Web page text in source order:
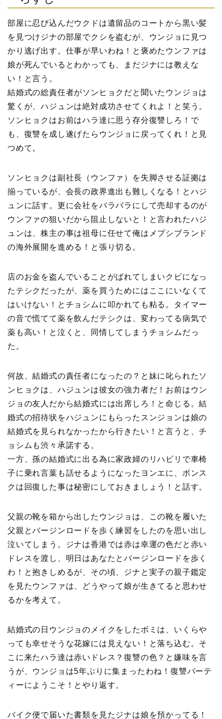
部屋に忍び込んだウクドは遺留品のコートから黒い髪
を見つけジナの部屋でクシを盗むが、ウンジョに見つ
かり逃げ出す。仕事が早いわね！と褒めたウンファは
娘が死んでいるとわかっても、まだジナには教えな
い！と言う。
結婚式の総責任者がソンヒョクだと聞いたウンジョは
驚くが、ハジュンは絶対成功させてくれよ！と笑う。
ソンヒョクはお前はハラ達に思う存分復讐しろ！で
も、復讐を成し遂げたらウンジョに戻ってくれ！と見
つめて。
ソンヒョクは副社長（ウンファ）を失脚させる証拠は
揃っているが、会長の政界進出も難しくなる！とハジ
ュンに話す。更に会社をバラバラにして売却するのが
ウンファの狙いだから阻止しないと！と言われたハジ
ュンは、株主の事は祖母に任せて俺はメプシブランド
の海外展開を進める！と張り切る。
店のお金を盗んでいることがばれてしまいクビになっ
たテシクだったが、薬を買うためにはここにいなくて
はいけない！とチョシムに叩かれても粘る。タイマー
の音で慌てて薬を飲んだテシクは、変わってる病気で
薬も高い！と泣くと、同情してしまうチョシムだっ
た。
何故、結婚式の責任者になったの？と妹に叱られたソ
ンヒョクは、ハジュンは彼女の強力者だ！お前はウン
ジョの友人だから結婚式には出席しろ！と命じる。結
婚式の招待状をハジュンにもらったスンジョンは娘の
結婚式を見られなかったから行きたい！と言うと、チ
ョシムも渋々承諾する。
一方、孫の結婚式に出る為に家政婦のリハビリで車椅
子に乗れ言葉も話せるようになったヨンエに、ボンス
クは回復した事は秘密にしておきましょう！と話す。
父親の靴を箱から出したウンジョは、この靴を履いた
父親とバージンロードを歩く練習をしたのを思い出し
泣いてしまう。ジナは香港では赤は幸運の色だと赤い
ドレスを渡し、明日はあなたとバージンロードを歩く
わ！と抱きしめるが、その頃、ジナと実子の親子鑑定
を見たウンファは、どうやって娘が生きてると思わせ
るかを考えて。
結婚式の日ウンジョのメイクをしたボミは、いくらや
っても幸せそうな花嫁には見えない！と落ち込む。そ
こに来たハラ達は赤いドレス？復讐の色？と嫌味を言
うが、ウンジョは5年ぶりに集まったわね！復讐パーテ
ィーにようこそ！とやり返す。
バイク便で届いた書類を見たジナは娘を預かってる！